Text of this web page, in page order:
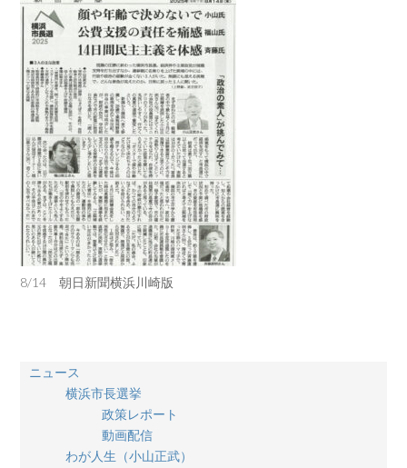
8/14 朝日新聞横浜川崎版
ニュース
横浜市長選挙
政策レポート
動画配信
わが人生（小山正武）